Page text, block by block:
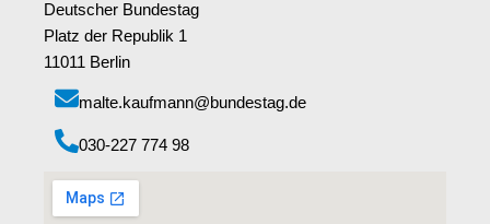
Deutscher Bundestag
Platz der Republik 1
11011 Berlin
malte.kaufmann@bundestag.de
‭030-227 774 98‬